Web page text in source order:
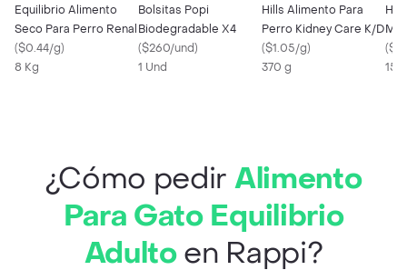
Equilibrio Alimento
Seco Para Perro Renal
($0.44/g)
8 Kg
Bolsitas Popi
Biodegradable X4
($260/und)
1 Und
Hills Alimento Para
Perro Kidney Care K/D
($1.05/g)
370 g
(
156
¿Cómo pedir Alimento
Para Gato Equilibrio
Adultoen Rappi?